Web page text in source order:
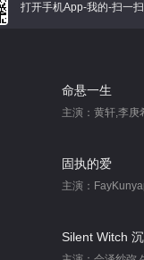
打开手机App-我的-扫一扫
命悬一生
固执的爱